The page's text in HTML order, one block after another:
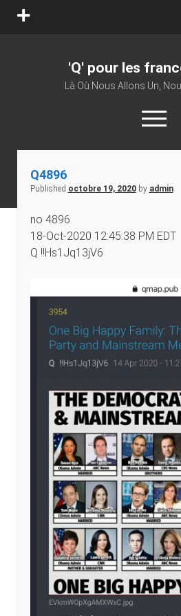
'Q' pour les
Là Où Nous Allons Un,
Q4896
Published octobre 19, 2020by admin
no 4896
18-Oct-2020 12:45:38 PM EDT
Q !!Hs1Jq13jV6